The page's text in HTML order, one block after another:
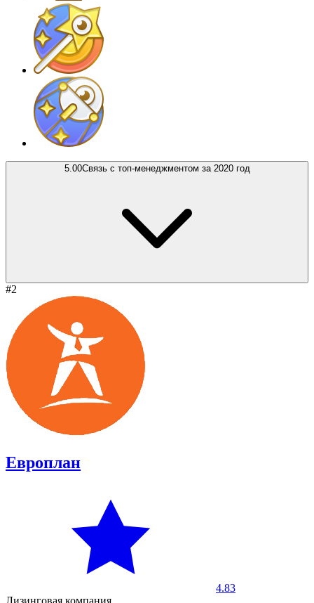
5.00Связь с топ-менеджментом за 2020 год
#2
Европлан
4.83
Лизинговая компания